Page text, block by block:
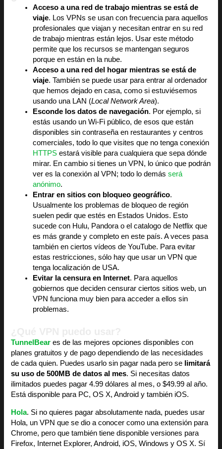
Acceso a una red de trabajo mientras se está de
viaje. Los VPNs se usan con frecuencia para aquellos
profesionales que viajan y necesitan entrar en su red
de trabajo mientras están lejos. Usar este método
permite que los recursos se mantengan seguros
porque en están en la nube.
Acceso a una red del hogar mientras se está de
viaje. También se puede usar para entrar al ordenador
que hemos dejado en casa, como si estuviésemos
usando una LAN (Local Network Area).
Esconde los datos de navegación. Por ejemplo, si
estás usando un Wi-Fi público, de esos que están
disponibles sin contraseña en restaurantes y centros
comerciales, todo lo que visites que no tenga conexión
HTTPS estará visible para cualquiera que sepa dónde
mirar. En cambio si tienes un VPN, lo único que podrán
ver es la conexión al VPN; todo lo demásserá
anónimo.
Entrar en sitios con bloqueo geográfico.
Usualmente los problemas de bloqueo de región
suelen pedir que estés en Estados Unidos. Esto
sucede con Hulu, Pandora o el catalogo de Netflix que
es más grande y completo en este país. A veces pasa
también en ciertos vídeos de YouTube. Para evitar
estas restricciones, sólo hay que usar un VPN que
tenga localización de USA.
Evitar la censura en Internet. Para aquellos
gobiernos que deciden censurar ciertos sitios web, un
VPN funciona muy bien para acceder a ellos sin
problemas.
TunnelBear es de las mejores opciones disponibles con
planes gratuitos y de pago dependiendo de las necesidades
de cada quien. Puedes usarlo sin pagar nada pero se limitará
su uso de 500MB de datos al mes. Si necesitas datos
ilimitados puedes pagar 4.99 dólares al mes, o $49.99 al año.
Está disponible para PC, OS X, Android y también iOS.
Hola. Si no quieres pagar absolutamente nada, puedes usar
Hola, un VPN que se dio a conocer como una extensión para
Chrome, pero que también tiene disponible versiones para
Firefox, Internet Explorer, Android, iOS, Windows y OS X. Sí